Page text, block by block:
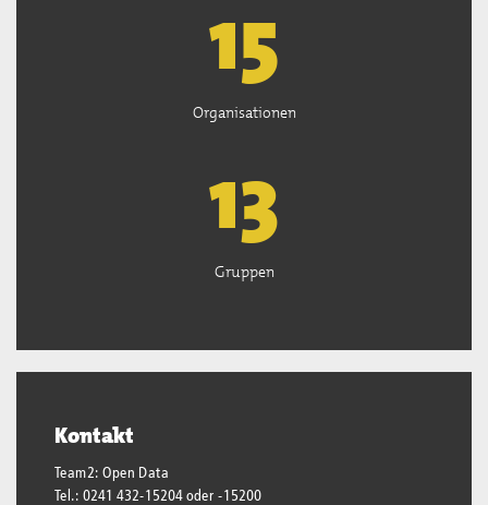
15
Organisationen
13
Gruppen
Kontakt
Team2: Open Data
Tel.: 0241 432-15204 oder -15200